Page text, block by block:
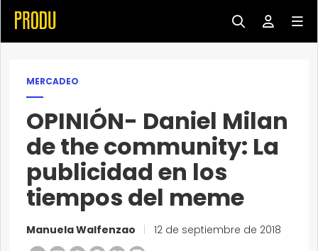
MERCADEO
OPINIÓN- Daniel Milan
de the community: La
publicidad en los
tiempos del meme
Manuela Walfenzao 12 de septiembre de 2018